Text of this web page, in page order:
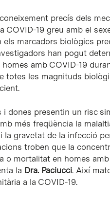
precís dels
COVID-19 greu amb el
els marcadors biològics
han pogut
amb COVID-19
totes les magnituds
i dones presentin un risc
més freqüència la
la gravetat de la infecció
troben que la
o mortalitat en homes
la Dra. Paciucci. Així
a la COVID-19.